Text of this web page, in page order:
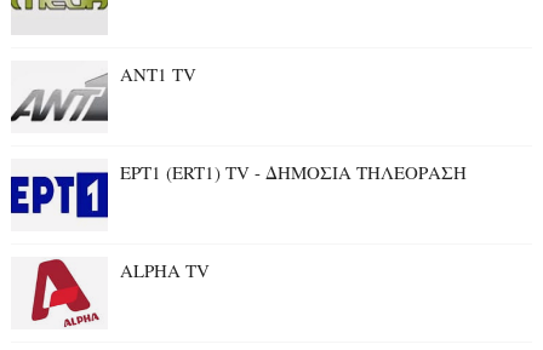
ANT1 TV
ΕΡΤ1 (ERT1) TV - ΔΗΜΟΣΙΑ ΤΗΛΕΟΡΑΣΗ
ALPHA TV